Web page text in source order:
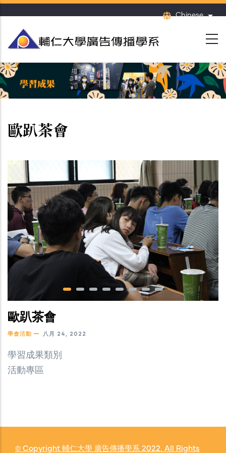
移
內
容
Chinese 列出
歐趴茶會
歐趴茶會
學會活動 八月 24, 2022
學習成果類別
活動專區
© Copyright 輔仁大學 廣告傳播學系 2022. All Rights